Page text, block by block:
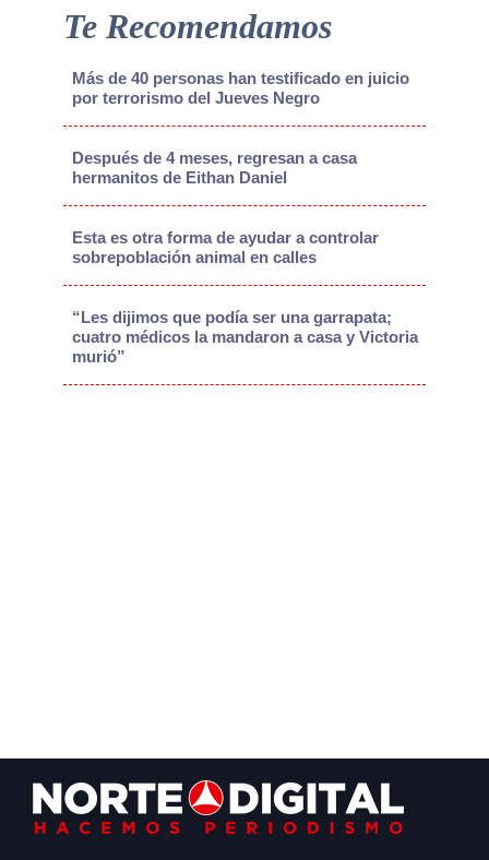
Te Recomendamos
Más de 40 personas han testificado en juicio
por terrorismo del Jueves Negro
Después de 4 meses, regresan a casa
hermanitos de Eithan Daniel
Esta es otra forma de ayudar a controlar
sobrepoblación animal en calles
“Les dijimos que podía ser una garrapata;
cuatro médicos la mandaron a casa y Victoria
murió”
Footer